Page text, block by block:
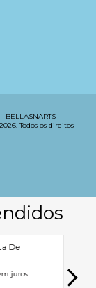
BELLASNARTS
Todos os direitos